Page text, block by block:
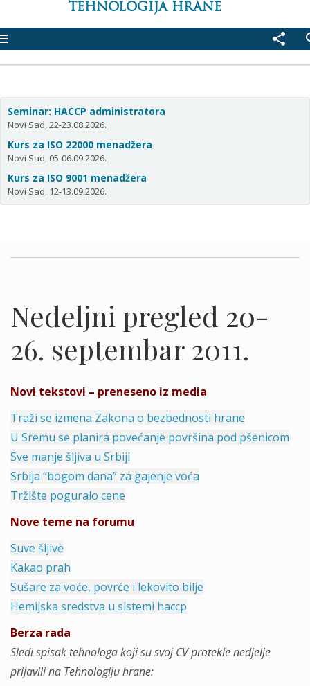
TEHNOLOGIJA HRANE
share
Seminar: HACCP administratora
Novi Sad, 22-23.08.2026.
Kurs za ISO 22000 menadžera
Novi Sad, 05-06.09.2026.
Kurs za ISO 9001 menadžera
Novi Sad, 12-13.09.2026.
Nedeljni pregled 20-
26. septembar 2011.
Novi tekstovi – preneseno iz media
Traži se izmena Zakona o bezbednosti hrane
U Sremu se planira povećanje površina pod pšenicom
Sve manje šljiva u Srbiji
Srbija “bogom dana” za gajenje voća
Tržište poguralo cene
Nove teme na forumu
Suve šljive
Kakao prah
Sušare za voće, povrće i lekovito bilje
Hemijska sredstva u sistemi haccp
Berza rada
Sledi spisak tehnologa koji su svoj CV protekle nedjelje
prijavili na Tehnologiju hrane: